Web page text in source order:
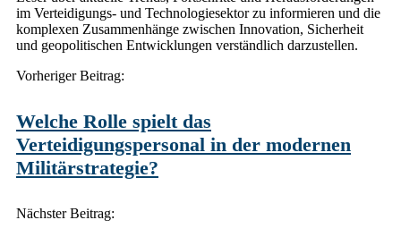
im Verteidigungs- und Technologiesektor zu informieren und die
komplexen Zusammenhänge zwischen Innovation, Sicherheit
und geopolitischen Entwicklungen verständlich darzustellen.
Post
Vorheriger Beitrag:
Welche Rolle spielt das
Verteidigungspersonal in der modernen
Militärstrategie?
Nächster Beitrag: